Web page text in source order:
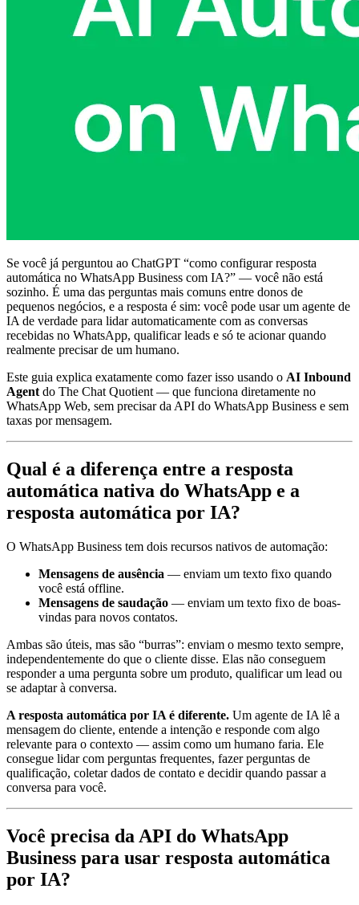
Se você já perguntou ao ChatGPT “como configurar resposta
automática no WhatsApp Business com IA?” — você não está
sozinho. É uma das perguntas mais comuns entre donos de
pequenos negócios, e a resposta é sim: você pode usar um agente de
IA de verdade para lidar automaticamente com as conversas
recebidas no WhatsApp, qualificar leads e só te acionar quando
realmente precisar de um humano.
Este guia explica exatamente como fazer isso usando o AI Inbound
Agent do The Chat Quotient — que funciona diretamente no
WhatsApp Web, sem precisar da API do WhatsApp Business e sem
taxas por mensagem.
Qual é a diferença entre a resposta
automática nativa do WhatsApp e a
resposta automática por IA?
O WhatsApp Business tem dois recursos nativos de automação:
Mensagens de ausência — enviam um texto fixo quando
você está offline.
Mensagens de saudação — enviam um texto fixo de boas-
vindas para novos contatos.
Ambas são úteis, mas são “burras”: enviam o mesmo texto sempre,
independentemente do que o cliente disse. Elas não conseguem
responder a uma pergunta sobre um produto, qualificar um lead ou
se adaptar à conversa.
A resposta automática por IA é diferente. Um agente de IA lê a
mensagem do cliente, entende a intenção e responde com algo
relevante para o contexto — assim como um humano faria. Ele
consegue lidar com perguntas frequentes, fazer perguntas de
qualificação, coletar dados de contato e decidir quando passar a
conversa para você.
Você precisa da API do WhatsApp
Business para usar resposta automática
por IA?